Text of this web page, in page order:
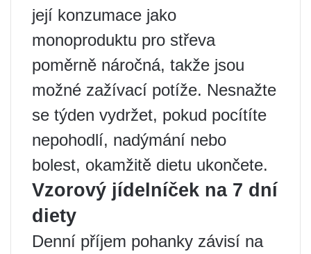
její konzumace jako
monoproduktu pro střeva
poměrně náročná, takže jsou
možné zažívací potíže. Nesnažte
se týden vydržet, pokud pocítíte
nepohodlí, nadýmání nebo
bolest, okamžitě dietu ukončete.
Vzorový jídelníček na 7 dní
diety
Denní příjem pohanky závisí na